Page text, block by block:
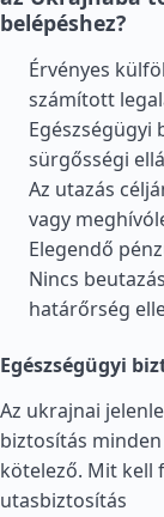
belépéshez?
Érvényes
számított
Egészségügyi
sürgősségi
Az utazás
vagy
Elegendő
Nincs
határőrség
Egészségügyi
Az ukrajnai
biztosítás
kötelező. Mit kell
utasbiztosítás